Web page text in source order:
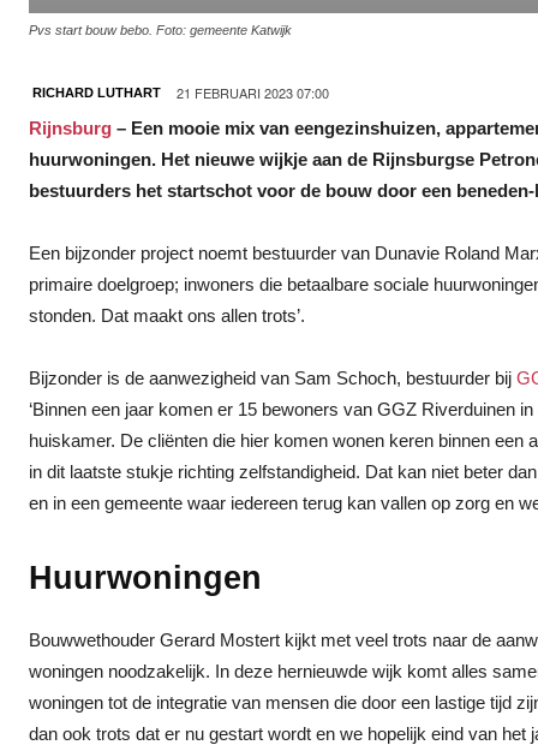
Pvs start bouw bebo. Foto: gemeente Katwijk
RICHARD LUTHART 21 FEBRUARI 2023 07:00
Rijnsburg – Een mooie mix van eengezinshuizen,
huurwoningen. Het nieuwe wijkje aan de Rijnsburgse
bestuurders het startschot voor de bouw door een
Een bijzonder project noemt bestuurder van Dunavie Roland
primaire doelgroep; inwoners die betaalbare sociale
stonden. Dat maakt ons allen trots’.
Bijzonder is de aanwezigheid van Sam Schoch, bestuurder bij
‘Binnen een jaar komen er 15 bewoners van GGZ Riverduinen
huiskamer. De cliënten die hier komen wonen keren binnen
in dit laatste stukje richting zelfstandigheid. Dat kan niet beter
en in een gemeente waar iedereen terug kan vallen op zorg en
Huurwoningen
Bouwwethouder Gerard Mostert kijkt met veel trots naar de
woningen noodzakelijk. In deze hernieuwde wijk komt alles
woningen tot de integratie van mensen die door een lastige tijd
dan ook trots dat er nu gestart wordt en we hopelijk eind van het